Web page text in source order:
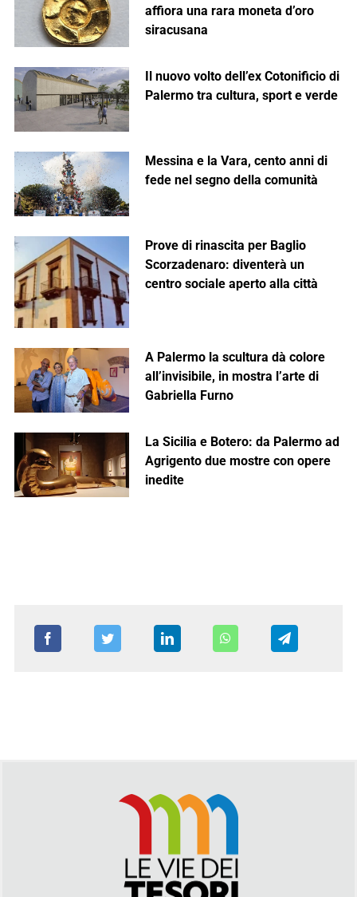
affiora una rara moneta d’oro
siracusana
Il nuovo volto dell’ex Cotonificio di
Palermo tra cultura, sport e verde
Messina e la Vara, cento anni di
fede nel segno della comunità
Prove di rinascita per Baglio
Scorzadenaro: diventerà un
centro sociale aperto alla città
A Palermo la scultura dà colore
all’invisibile, in mostra l’arte di
Gabriella Furno
La Sicilia e Botero: da Palermo ad
Agrigento due mostre con opere
inedite